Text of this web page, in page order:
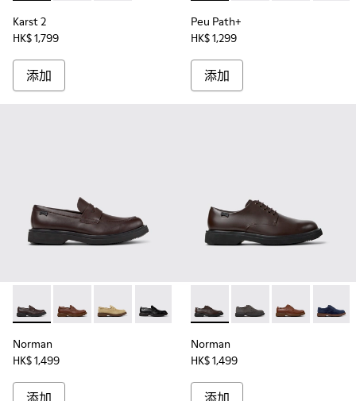
Karst 2
HK$ 1,799
添加
Peu Path+
HK$ 1,299
添加
Norman - K101001-005 - 男裝啡色皮鞋。
Norman - K101001-009
Norman - K101001-008
Norman - K101001-001
Norman
HK$ 1,499
Norman - K100998-002 - 男
Norman - K100998-
Norman -
Norman
HK$ 1,499